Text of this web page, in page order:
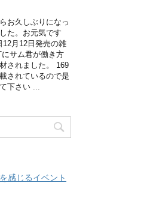
お久しぶりになっ
た。お元気です
12月12日発売の雑
サム君が働き方
されました。 169
されているので是
下さい ...
感じるイベント